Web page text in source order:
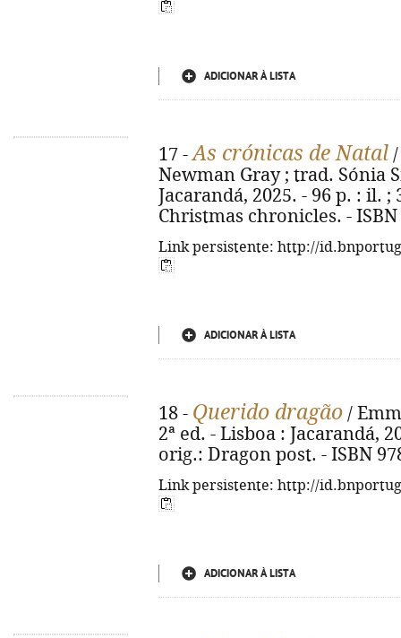
ADICIONAR À LISTA
17 -As crónicas de Natal
Newman Gray ; trad. Sónia
Jacarandá, 2025. - 96 p. : il.
Christmas chronicles. - ISBN
Link persistente: http://
ADICIONAR À LISTA
18 - Querido dragão /
2ª ed. - Lisboa : Jacarandá,
orig.: Dragon post. - ISBN
Link persistente: http://
ADICIONAR À LISTA